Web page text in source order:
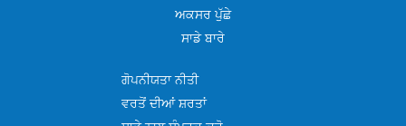
ਅਕਸਰ ਪੁੱਛੇ
ਸਾਡੇ ਬਾਰੇ
ਗੋਪਨੀਯਤਾ ਨੀਤੀ
ਵਰਤੋਂ ਦੀਆਂ ਸ਼ਰਤਾਂ